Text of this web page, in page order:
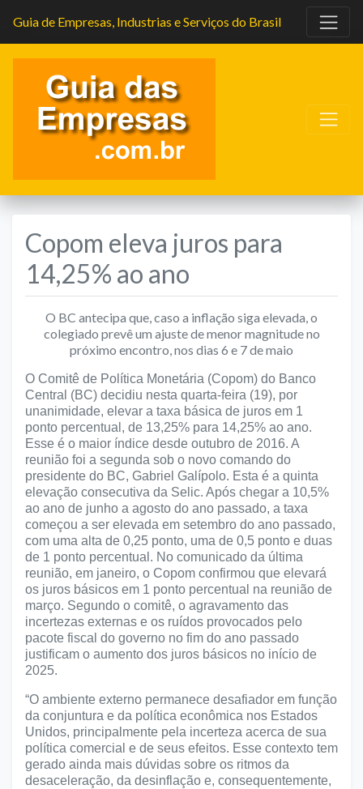
Guia de Empresas, Industrias e Serviços do Brasil
Copom eleva juros para
14,25% ao ano
O BC antecipa que, caso a inflação siga elevada, o
colegiado prevê um ajuste de menor magnitude no
próximo encontro, nos dias 6 e 7 de maio
O Comitê de Política Monetária (Copom) do Banco
Central (BC) decidiu nesta quarta-feira (19), por
unanimidade, elevar a taxa básica de juros em 1
ponto percentual, de 13,25% para 14,25% ao ano.
Esse é o maior índice desde outubro de 2016. A
reunião foi a segunda sob o novo comando do
presidente do BC, Gabriel Galípolo. Esta é a quinta
elevação consecutiva da Selic. Após chegar a 10,5%
ao ano de junho a agosto do ano passado, a taxa
começou a ser elevada em setembro do ano passado,
com uma alta de 0,25 ponto, uma de 0,5 ponto e duas
de 1 ponto percentual. No comunicado da última
reunião, em janeiro, o Copom confirmou que elevará
os juros básicos em 1 ponto percentual na reunião de
março. Segundo o comitê, o agravamento das
incertezas externas e os ruídos provocados pelo
pacote fiscal do governo no fim do ano passado
justificam o aumento dos juros básicos no início de
2025.
“O ambiente externo permanece desafiador em função
da conjuntura e da política econômica nos Estados
Unidos, principalmente pela incerteza acerca de sua
política comercial e de seus efeitos. Esse contexto tem
gerado ainda mais dúvidas sobre os ritmos da
desaceleração, da desinflação e, consequentemente,